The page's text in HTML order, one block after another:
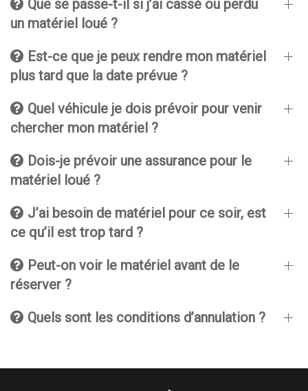
Que se passe-t-il si j’ai cassé ou perdu
un matériel loué ?
Est-ce que je peux rendre mon matériel
plus tard que la date prévue ?
Quel véhicule je dois prévoir pour venir
chercher mon matériel ?
Dois-je prévoir une assurance pour le
matériel loué ?
J’ai besoin de matériel pour ce soir, est
ce qu’il est trop tard ?
Peut-on voir le matériel avant de le
réserver ?
Quels sont les conditions d’annulation ?